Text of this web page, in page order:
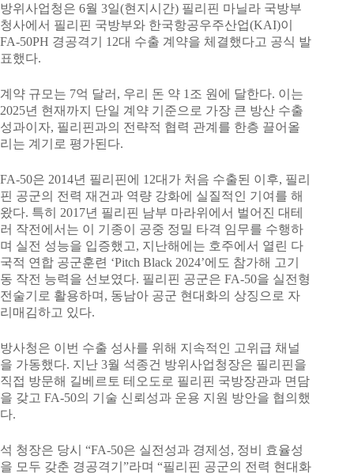
방위사업청은 6월 3일(현지시간) 필리핀 마닐라 국방부
청사에서 필리핀 국방부와 한국항공우주산업(KAI)이
FA-50PH 경공격기 12대 수출 계약을 체결했다고 공식 발
표했다.
계약 규모는 7억 달러, 우리 돈 약 1조 원에 달한다. 이는
2025년 현재까지 단일 계약 기준으로 가장 큰 방산 수출
성과이자, 필리핀과의 전략적 협력 관계를 한층 끌어올
리는 계기로 평가된다.
FA-50은 2014년 필리핀에 12대가 처음 수출된 이후, 필리
핀 공군의 전력 재건과 역량 강화에 실질적인 기여를 해
왔다. 특히 2017년 필리핀 남부 마라위에서 벌어진 대테
러 작전에서는 이 기종이 공중 정밀 타격 임무를 수행하
며 실전 성능을 입증했고, 지난해에는 호주에서 열린 다
국적 연합 공군훈련 ‘Pitch Black 2024’에도 참가해 고기
동 작전 능력을 선보였다. 필리핀 공군은 FA-50을 실전형
전술기로 활용하며, 동남아 공군 현대화의 상징으로 자
리매김하고 있다.
방사청은 이번 수출 성사를 위해 지속적인 고위급 채널
을 가동했다. 지난 3월 석종건 방위사업청장은 필리핀을
직접 방문해 길베르토 테오도로 필리핀 국방장관과 면담
을 갖고 FA-50의 기술 신뢰성과 운용 지원 방안을 협의했
다.
석 청장은 당시 “FA-50은 실전성과 경제성, 정비 효율성
을 모두 갖춘 경공격기”라며 “필리핀 공군의 전력 현대화